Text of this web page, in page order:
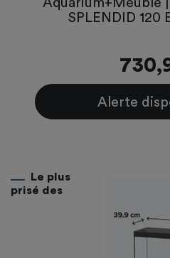
Aquarium+Meuble
SPLENDID 120
Alerte
Le plus
prisé des